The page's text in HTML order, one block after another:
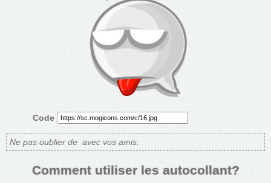
Code
Ne pas oublier de avec vos amis.
Comment utiliser les autocollant?